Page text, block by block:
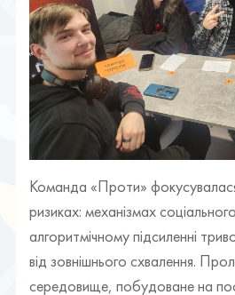
Команда «Проти»
ризиках: механізмах
алгоритмічному підсиленні
від зовнішнього схвалення.
середовище, побудоване на